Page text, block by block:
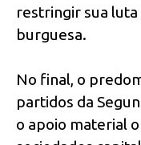
restringir sua luta
burguesa.
No final, o
partidos da
o apoio material